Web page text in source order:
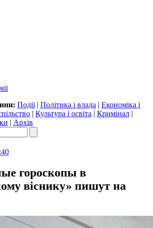
Події| Політика і влада | Економіка і
| Культура і освіта | Кримінал |
| Архів
гороскопы в
віснику» пишут на